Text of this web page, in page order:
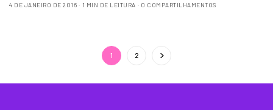
4 DE JANEIRO DE 2016
1 MIN DE LEITURA 0 COMPARTILHAMENTOS
1 2